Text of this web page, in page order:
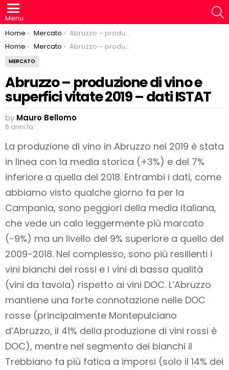
Menu
You are here:
Home Mercato
Abruzzo – produzione di vino e superfici vitate 2019 – dati ISTAT
You are here:
Home Mercato Abruzzo – produzione di vino e superfici vitate 2019 – dati ISTAT
MERCATO
Abruzzo – produzione di vino e
superfici vitate 2019 – dati ISTAT
by Mauro Bellomo
6 anni fa
La produzione di vino in Abruzzo nel 2019 è stata
in linea con la media storica (+3%) e del 7%
inferiore a quella del 2018. Entrambi i dati, come
abbiamo visto qualche giorno fa per la
Campania, sono peggiori della media italiana,
che vede un calo leggermente più marcato
(-9%) ma un livello del 9% superiore a quello del
2009-2018. Nel complesso, sono più resilienti i
vini bianchi dei rossi e i vini di bassa qualità
(vini da tavola) rispetto ai vini DOC. L’Abruzzo
mantiene una forte connotazione nelle DOC
rosse (principalmente Montepulciano
d’Abruzzo, il 41% della produzione di vini rossi è
DOC), mentre nel segmento dei bianchi il
Trebbiano fa più fatica a imporsi (solo il 14% dei